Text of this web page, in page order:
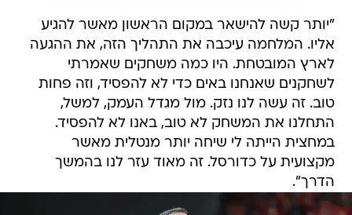
"יותר קשה להישאר במקום הראשון מאשר להגיע
אליו. המלחמה עיכבה את התהליך הזה, את ההגעה
לארץ המובטחת. היו כמה משחקים שאמרתי
לשחקנים שאנחנו באים כדי לא להפסיד, וזה פחות
טוב. זה עשה לנו נזק. מול מגדל העמק, למשל,
התחלנו את המשחק לא טוב, באנו לא להפסיד.
במחצית הייתה לי שיחה יותר מנטלית מאשר
מקצועית על כדורסל. זה מאוד עזר לנו בהמשך
הדרך".